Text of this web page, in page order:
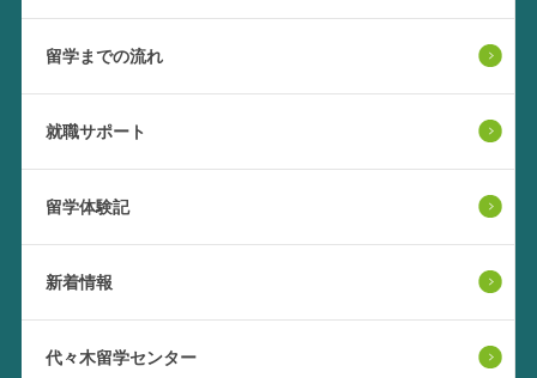
留学までの流れ
就職サポート
留学体験記
新着情報
代々木留学センター